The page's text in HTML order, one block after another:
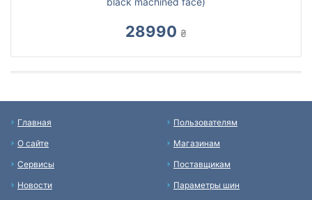
28990 ₴
Главная
О сайте
Сервисы
Новости
Пользователям
Магазинам
Поставщикам
Параметры шин